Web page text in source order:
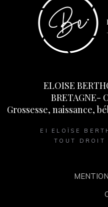
ELOISE
BRETAGNE-
Grossesse, naissance,
EI ELOÏSE
TOUT DROIT